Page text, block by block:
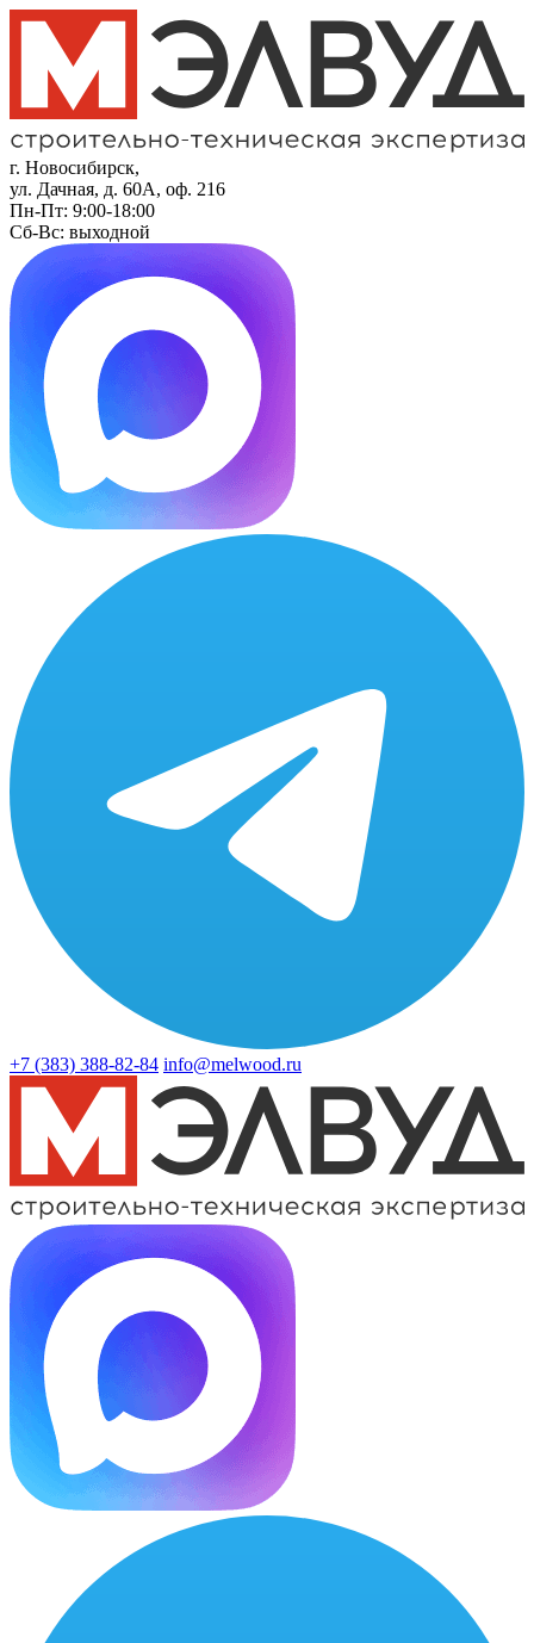
г. Новосибирск,
ул. Дачная, д. 60А, оф. 216
Пн-Пт: 9:00-18:00
Сб-Вс: выходной
+7 (383) 388-82-84 info@melwood.ru